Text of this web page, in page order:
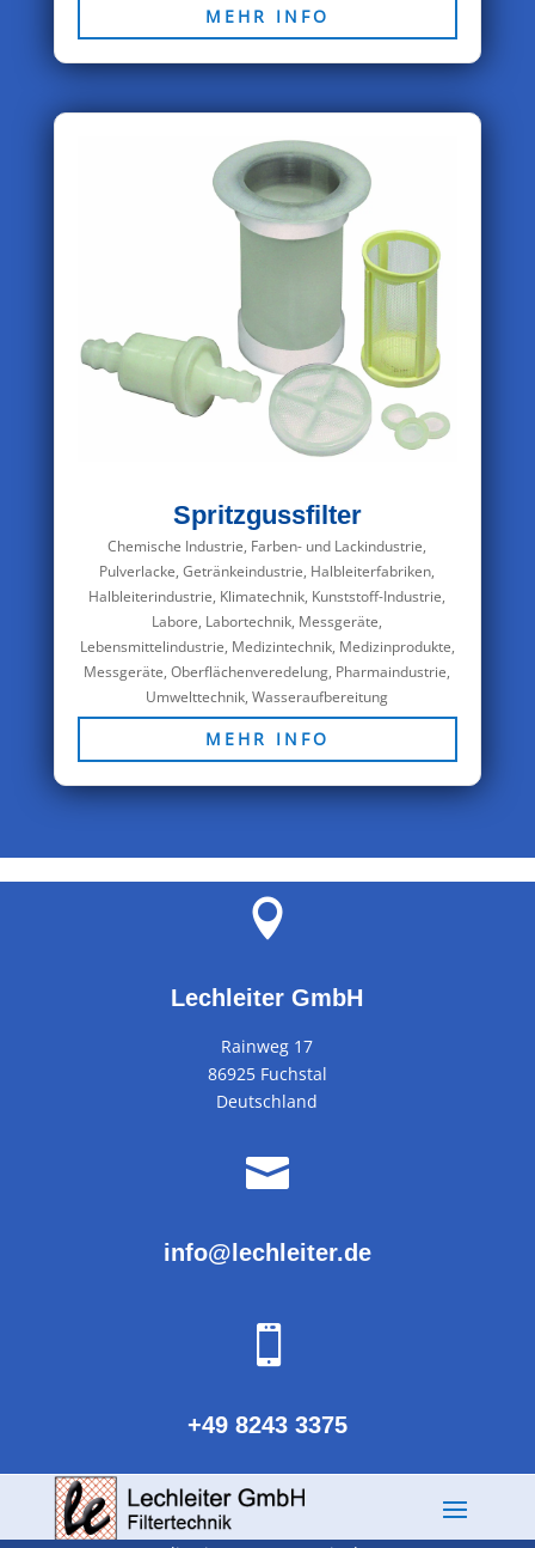
MEHR INFO
Spritzgussfilter
Chemische Industrie, Farben- und Lackindustrie,
Pulverlacke,Getränkeindustrie, Halbleiterfabriken,
Halbleiterindustrie, Klimatechnik, Kunststoff-Industrie,
Labore, Labortechnik, Messgeräte,
Lebensmittelindustrie, Medizintechnik, Medizinprodukte,
Messgeräte,Oberflächenveredelung, Pharmaindustrie,
Umwelttechnik, Wasseraufbereitung
MEHR INFO

Lechleiter GmbH
Rainweg 17
86925 Fuchstal
Deutschland

info@lechleiter.de

+49 8243 3375